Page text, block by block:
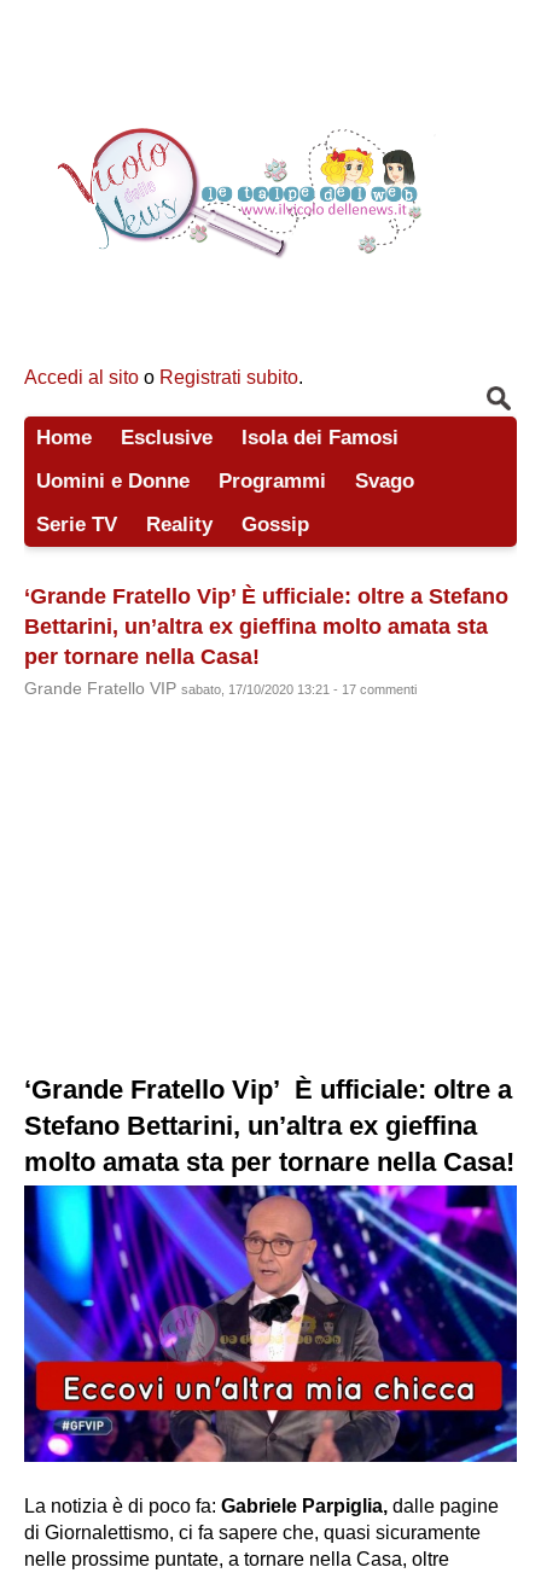
Accedi al sito o Registrati subito.
Home Esclusive
Isola dei Famosi
Uomini e Donne
Programmi
Svago
Serie TV
Reality Gossip
‘Grande Fratello Vip’ È ufficiale: oltre a Stefano
Bettarini, un’altra ex gieffina molto amata sta
per tornare nella Casa!
Grande Fratello VIP sabato, 17/10/2020 13:21 - 17 commenti
‘Grande Fratello Vip’ È ufficiale: oltre a
Stefano Bettarini, un’altra ex gieffina
molto amata sta per tornare nella Casa!
La notizia è di poco fa: Gabriele Parpiglia, dalle pagine
di Giornalettismo, ci fa sapere che, quasi sicuramente
nelle prossime puntate, a tornare nella Casa, oltre